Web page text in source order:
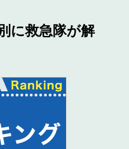
に救急隊が解